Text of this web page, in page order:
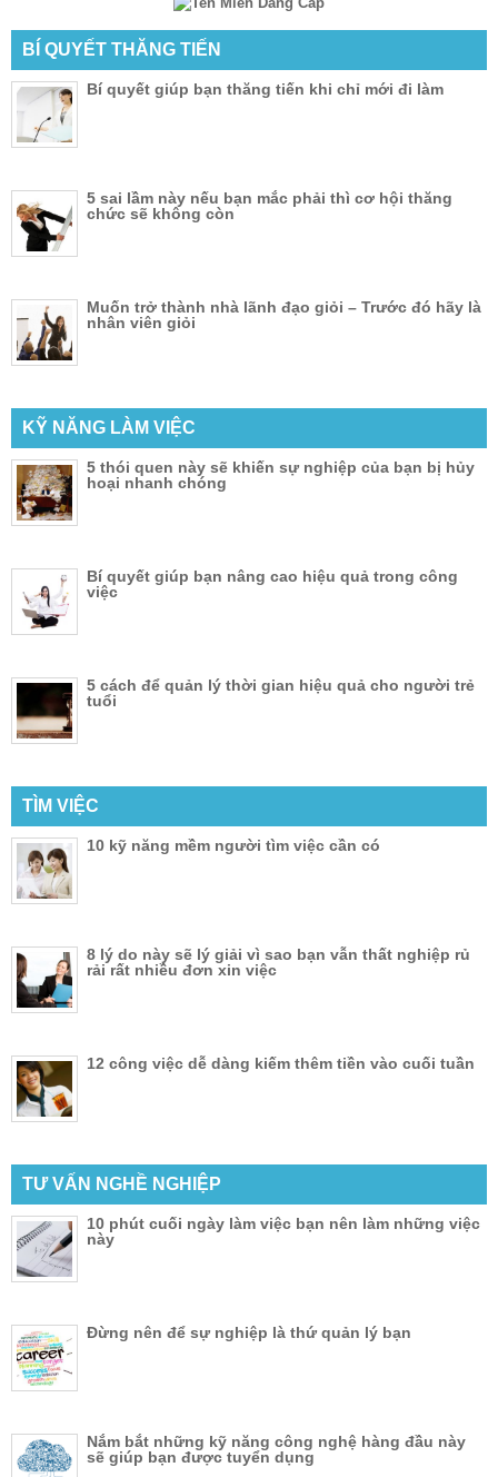
BÍ QUYẾT THĂNG TIẾN
Bí quyết giúp bạn thăng tiến khi chỉ mới đi làm
5 sai lầm này nếu bạn mắc phải thì cơ hội thăng
chức sẽ không còn
Muốn trở thành nhà lãnh đạo giỏi – Trước đó hãy là
nhân viên giỏi
KỸ NĂNG LÀM VIỆC
5 thói quen này sẽ khiến sự nghiệp của bạn bị hủy
hoại nhanh chóng
Bí quyết giúp bạn nâng cao hiệu quả trong công
việc
5 cách để quản lý thời gian hiệu quả cho người trẻ
tuổi
TÌM VIỆC
10 kỹ năng mềm người tìm việc cần có
8 lý do này sẽ lý giải vì sao bạn vẫn thất nghiệp rủ
rải rất nhiều đơn xin việc
12 công việc dễ dàng kiếm thêm tiền vào cuối tuần
TƯ VẤN NGHỀ NGHIỆP
10 phút cuối ngày làm việc bạn nên làm những việc
này
Đừng nên để sự nghiệp là thứ quản lý bạn
Nắm bắt những kỹ năng công nghệ hàng đầu này
sẽ giúp bạn được tuyển dụng